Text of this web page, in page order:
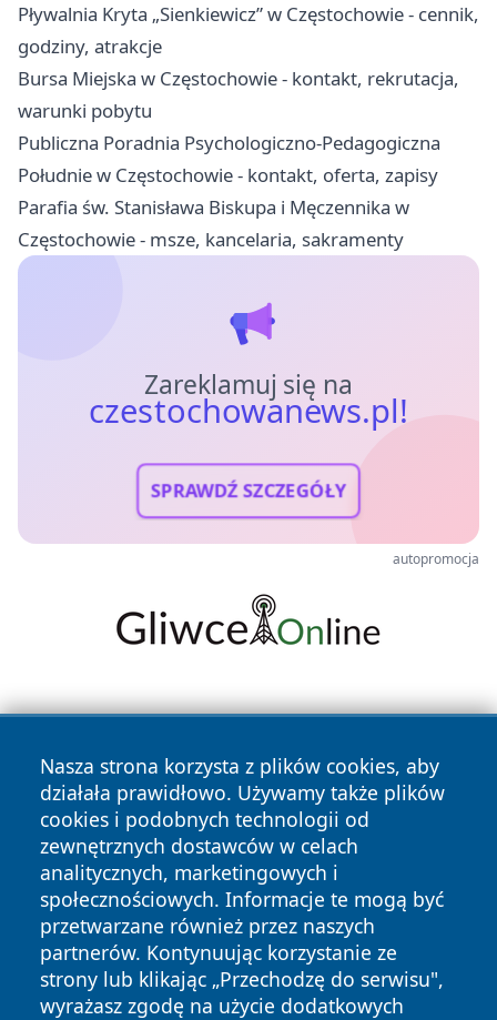
Pływalnia Kryta „Sienkiewicz” w Częstochowie - cennik,
godziny, atrakcje
Bursa Miejska w Częstochowie - kontakt, rekrutacja,
warunki pobytu
Publiczna Poradnia Psychologiczno-Pedagogiczna
Południe w Częstochowie - kontakt, oferta, zapisy
Parafia św. Stanisława Biskupa i Męczennika w
Częstochowie - msze, kancelaria, sakramenty
Zareklamuj się na
czestochowanews.pl!
SPRAWDŹ SZCZEGÓŁY
autopromocja
Nasza strona korzysta z plików cookies, aby
działała prawidłowo. Używamy także plików
cookies i podobnych technologii od
zewnętrznych dostawców w celach
analitycznych, marketingowych i
społecznościowych. Informacje te mogą być
przetwarzane również przez naszych
partnerów. Kontynuując korzystanie ze
strony lub klikając „Przechodzę do serwisu",
wyrażasz zgodę na użycie dodatkowych
Copyright © 2026 czestochowanews.pl Wszystkie prawa
zastrzeżone.
News Autorzy
Polityka
Prywatności
Polityka
Cookies
cześć